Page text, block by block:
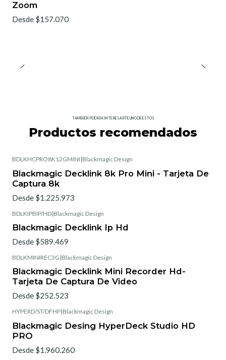
Zoom
Desde $157.070
TAMBIÉN PODRÍA INTERESARTE UNO DE ESTOS
Productos recomendados
BDLKHCPRO8K12GMINI |Blackmagic Design
Blackmagic Decklink 8k Pro Mini - Tarjeta De
Captura 8k
Desde $1.225.973
BDLKIPBIP/HD|Blackmagic Design
Blackmagic Decklink Ip Hd
Desde $589.469
BDLKMINIREC3G |Blackmagic Design
Blackmagic Decklink Mini Recorder Hd-
Tarjeta De Captura De Video
Desde $252.523
HYPERD/ST/DFHP|Blackmagic Design
Blackmagic Desing HyperDeck Studio HD
PRO
Desde $1.960.260